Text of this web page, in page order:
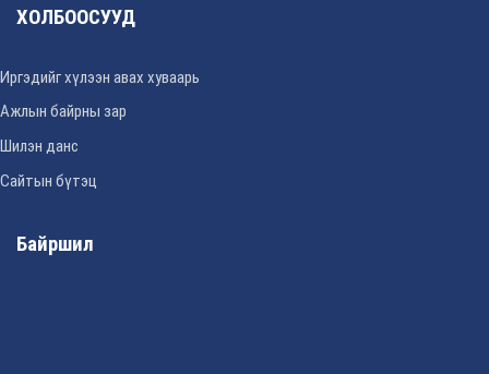
ХОЛБООСУУД
Иргэдийг хүлээн авах хуваарь
Ажлын байрны зар
Шилэн данс
Сайтын бүтэц
Байршил